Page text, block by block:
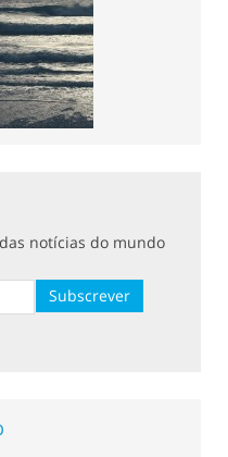
notícias do mundo